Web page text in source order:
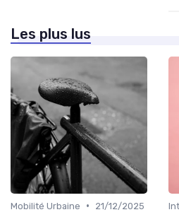
Les plus lus
Mobilité Urbaine •
21/12/2025